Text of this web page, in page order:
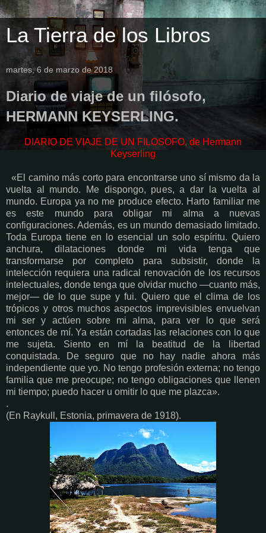
La Tierra de los Libros
martes, 6 de marzo de 2018
Diario de viaje de un filósofo,
HERMANN KEYSERLING.
DIARIO DE VIAJE DE UN FILOSOFO, de Hermann
Keyserling
«El camino más corto para encontrarse uno sí mismo da la
vuelta al mundo. Me dispongo, pues, a dar la vuelta al
mundo. Europa ya no me produce efecto. Harto familiar me
es este mundo para obligar mi alma a nuevas
configuraciones. Además, es un mundo demasiado limitado.
Toda Europa tiene en lo esencial un solo espíritu. Quiero
anchura, dilataciones donde mi vida tenga que
transformarse por completo para subsistir, donde la
intelección requiera una radical renovación de los recursos
intelectuales, donde tenga que olvidar mucho —cuanto más,
mejor— de lo que supe y fui. Quiero que el clima de los
trópicos y otros muchos aspectos imprevisibles envuelvan
mi ser y actúen sobre mi alma, para ver lo que será
entonces de mí. Ya están cortadas las relaciones con lo que
me sujeta. Siento en mí la beatitud de la libertad
conquistada. De seguro que no hay nadie ahora más
independiente que yo. No tengo profesión externa; no tengo
familia que me preocupe; no tengo obligaciones que llenen
mi tiempo; puedo hacer u omitir lo que me plazca».
.
(En Raykull, Estonia, primavera de 1918).